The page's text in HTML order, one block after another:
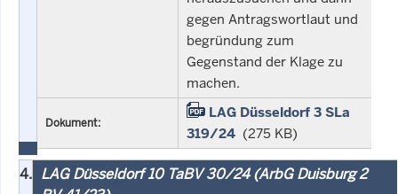
gegen Antragswortlaut und
begründung zum
Gegenstand der Klage zu
machen.
Dokument:
LAG Düsseldorf 3 SLa
319/24 (275 KB)
4. LAG Düsseldorf 10 TaBV 30/24 (ArbG Duisburg 2